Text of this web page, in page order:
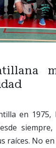
en 1975,
raíces. No